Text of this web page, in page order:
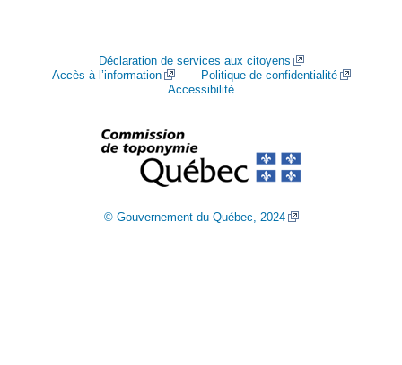
Déclaration de services aux citoyens
Accès à l’information
Politique de confidentialité
Accessibilité
© Gouvernement du Québec, 2024